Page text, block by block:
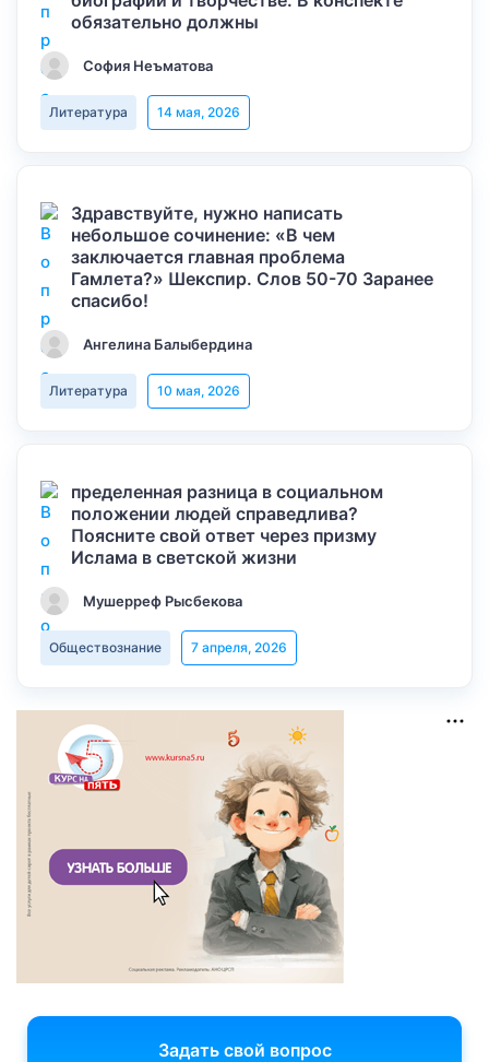
обязательно должны
София Неъматова
Литература 14 мая, 2026
Здравствуйте, нужно написать
небольшое сочинение: «В чем
заключается главная проблема
Гамлета?» Шекспир. Слов 50-70 Заранее
спасибо!
Ангелина Балыбердина
Литература 10 мая, 2026
пределенная разница в социальном
положении людей справедлива?
Поясните свой ответ через призму
Ислама в светской жизни
Мушерреф Рысбекова
Обществознание 7 апреля, 2026
Задать свой вопрос